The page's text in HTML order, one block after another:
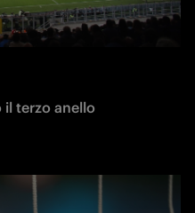
terzo anello